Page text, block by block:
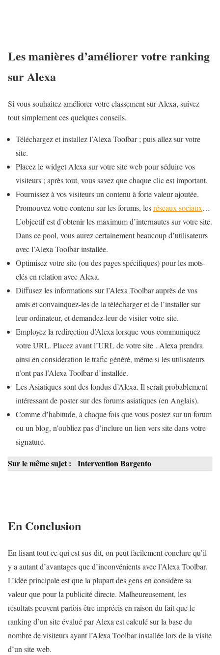
Les manières d’améliorer votre ranking
sur Alexa
Si vous souhaitez améliorer votre classement sur Alexa, suivez
tout simplement ces quelques conseils.
Téléchargez et installez l’Alexa Toolbar ; puis allez sur votre
site.
Placez le widget Alexa sur votre site web pour séduire vos
visiteurs ; après tout, vous savez que chaque clic est important.
Fournissez à vos visiteurs un contenu à forte valeur ajoutée.
Promouvez votre contenu sur les forums, lesréseaux sociaux…
L’objectif est d’obtenir les maximum d’internautes sur votre site.
Dans ce pool, vous aurez certainement beaucoup d’utilisateurs
avec l’Alexa Toolbar installée.
Optimisez votre site (ou des pages spécifiques) pour les mots-
clés en relation avec Alexa.
Diffusez les informations sur l’Alexa Toolbar auprès de vos
amis et convainquez-les de la télécharger et de l’installer sur
leur ordinateur, et demandez-leur de visiter votre site.
Employez la redirection d’Alexa lorsque vous communiquez
votre URL. Placez avant l’URL de votre site . Alexa prendra
ainsi en considération le trafic généré, même si les utilisateurs
n’ont pas l’Alexa Toolbar d’installée.
Les Asiatiques sont des fondus d’Alexa. Il serait probablement
intéressant de poster sur des forums asiatiques (en Anglais).
Comme d’habitude, à chaque fois que vous postez sur un forum
ou un blog, n’oubliez pas d’inclure un lien vers site dans votre
signature.
Sur le même sujet : Intervention Bargento
En Conclusion
En lisant tout ce qui est sus-dit, on peut facilement conclure qu’il
y a autant d’avantages que d’inconvénients avec l’Alexa Toolbar.
L’idée principale est que la plupart des gens en considère sa
valeur que pour la publicité directe. Malheureusement, les
résultats peuvent parfois être imprécis en raison du fait que le
ranking d’un site évalué par Alexa est calculé sur la base du
nombre de visiteurs ayant l’Alexa Toolbar installée lors de la visite
d’un site web.